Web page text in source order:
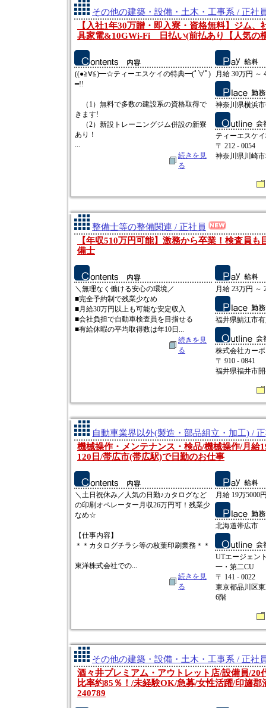
その他の建築・設備・土木・工事系 / 正社
【入社1年30万贈・即入寮・資格無料】ジム、
具家電&10GWi-Fi 日払い(前払あり【人気の
((●≧∀≦)━☆ティーエスケイの特典━(ﾟ∀ﾟ)
━!!
（1）無料で多数の建設系の資格取得で
きます!
（2）新設トレーニングジム併設の新寮
あり！
...
続きを見
る
月給 30万円 ～
神奈川県横浜
ティーエスケ
〒 212 - 0054
神奈川県川崎
整備士等の整備関連 / 正社員
【年収510万円可能】激務から卒業！検査員も
備士
＼無理なく働ける安心の環境／
■完全予約制で残業少なめ
■月給30万円以上も可能な安定収入
■会社負担で自動車検査員を目指せる
■有給休暇の平均取得数は年10日...
続きを見
る
月給 23万円 ～
福井県鯖江市
株式会社カーボ
〒 910 - 0841
福井県福井市
自動車業界以外(製造・部品組立・加工) /
機械操作・メンテナンス・検品/機械操作/月給
120日/帯広市(帯広駅)で日勤のお仕事
＼土日祝休み／人気の日勤♪カタログなど
の印刷オペレーター月収26万円可！残業少
なめ☆
【仕事内容】
＊＊カタログチラシ等の枚葉印刷業務＊＊
東洋株式会社での...
続きを見
る
月給 19万5000
北海道帯広市
UTエージェン
一・第二CU
〒 141 - 0022
東京都品川区
6階
その他の建築・設備・土木・工事系 / 正社
酒々井プレミアム・アウトレット店/設備員/20
比率約85％！/未経験OK/急募/女性活躍/印旛郡
240789